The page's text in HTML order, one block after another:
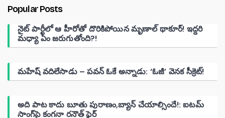
Popular Posts
నైట్ పార్టీలో ఆ హీరోతో దొరికిపోయిన మృణాల్ థాకూర్! ఇద్దరి
మధ్యా ఏం జరుగుతోంది?!
మహేష్ వదిలేసాడు – పవన్ ఓకే అన్నాడు: ‘ఓజీ’ వెనక సీక్రెట్!
అది పాట కాదు బూతు పురాణం,బ్యాన్ చేయాల్సిందే!: ఐటమ్
సాంగ్‌పై కంగనా రనౌత్ ఫైర్